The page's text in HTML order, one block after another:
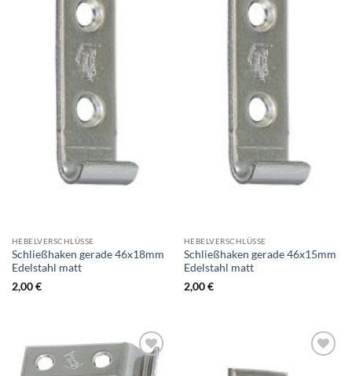
HEBELVERSCHLÜSSE
Schließhaken gerade 46x18mm
Edelstahl matt
2,00€
HEBELVERSCHLÜSSE
Schließhaken gerade 46x15mm
Edelstahl matt
2,00€